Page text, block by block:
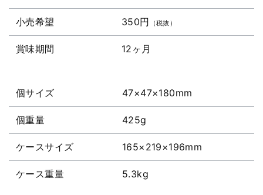
小売希望 350円 （税抜）
賞味期間 12ヶ月
個サイズ 47×47×180mm
個重量 425g
ケースサイズ 165×219×196mm
ケース重量 5.3kg